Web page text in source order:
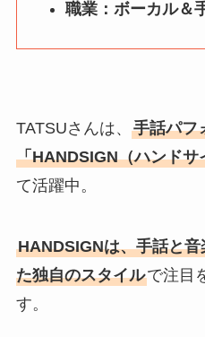
職業：ボーカル＆
TATSUさんは、 手話パフ
「HANDSIGN（ハンドサ
て活躍中。
HANDSIGNは、手話と
た独自のスタイルで注目
す。